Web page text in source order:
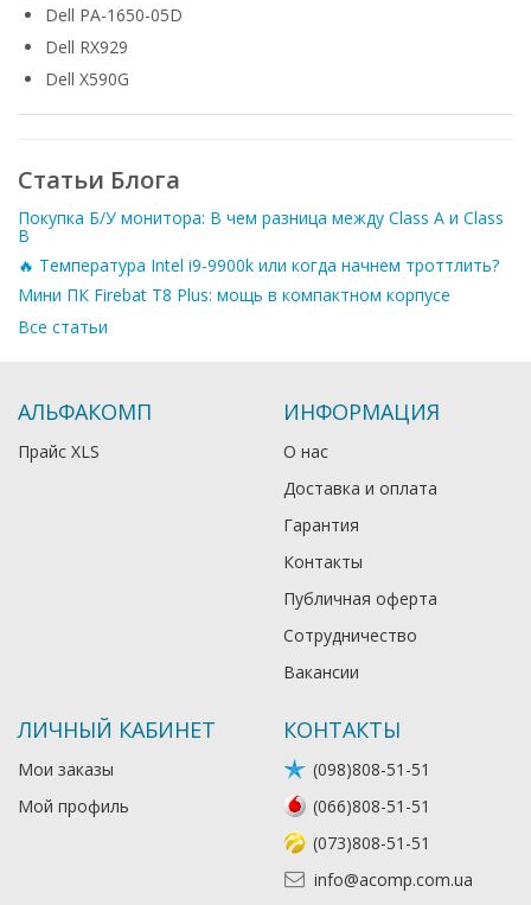
Dell PA-1650-05D
Dell RX929
Dell X590G
Статьи Блога
Покупка Б/У монитора: В чем разница между Class A и Class
B
🔥 Температура Intel i9-9900k или когда начнем троттлить?
Мини ПК Firebat T8 Plus: мощь в компактном корпусе
Все статьи
АЛЬФАКОМП
Прайс XLS
ИНФОРМАЦИЯ
О нас
Доставка и оплата
Гарантия
Контакты
Публичная оферта
Сотрудничество
Вакансии
ЛИЧНЫЙ КАБИНЕТ
Мои заказы
Мой профиль
КОНТАКТЫ
(098)808-51-51
(066)808-51-51
(073)808-51-51
info@acomp.com.ua